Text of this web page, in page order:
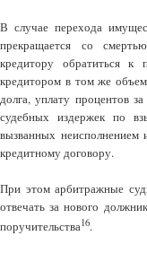
В случае перехода
прекращается со
кредитору обратиться к
кредитором в том же
долга, уплату процентов
судебных издержек по
вызванных неисполнением
кредитному договору.
При этом арбитражные
отвечать за нового
поручительства16.